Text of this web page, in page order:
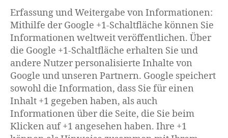
Erfassung und Weitergabe von Informationen:
Mithilfe der Google +1-Schaltfläche können Sie
Informationen weltweit veröffentlichen. Über
die Google +1-Schaltfläche erhalten Sie und
andere Nutzer personalisierte Inhalte von
Google und unseren Partnern. Google speichert
sowohl die Information, dass Sie für einen
Inhalt +1 gegeben haben, als auch
Informationen über die Seite, die Sie beim
Klicken auf +1 angesehen haben. Ihre +1